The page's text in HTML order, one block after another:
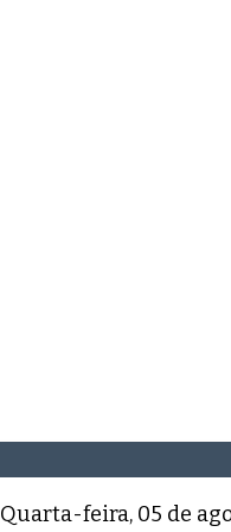
Quarta-feira, 05 de